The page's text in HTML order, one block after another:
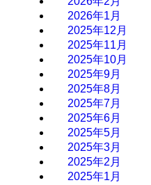
2026年1月
2025年12月
2025年11月
2025年10月
2025年9月
2025年8月
2025年7月
2025年6月
2025年5月
2025年3月
2025年2月
2025年1月